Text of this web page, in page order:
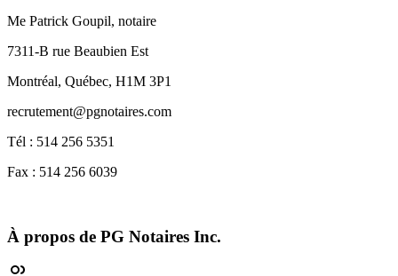
Me Patrick Goupil, notaire
7311-B rue Beaubien Est
Montréal, Québec, H1M 3P1
recrutement@pgnotaires.com
Tél : 514 256 5351
Fax : 514 256 6039
À propos de PG Notaires Inc.